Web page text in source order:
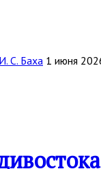
С. Баха 1 июня